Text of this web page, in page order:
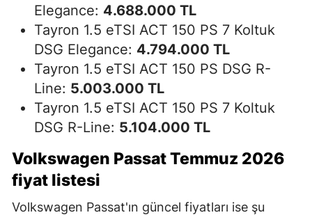
Elegance: 4.688.000 TL
Tayron 1.5 eTSI ACT 150 PS 7 Koltuk
DSG Elegance: 4.794.000 TL
Tayron 1.5 eTSI ACT 150 PS DSG R-
Line: 5.003.000 TL
Tayron 1.5 eTSI ACT 150 PS 7 Koltuk
DSG R-Line: 5.104.000 TL
Volkswagen Passat Temmuz 2026
fiyat listesi
Volkswagen Passat'ın güncel fiyatları ise şu